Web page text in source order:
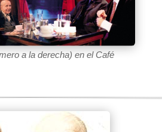
a la derecha) en el Café